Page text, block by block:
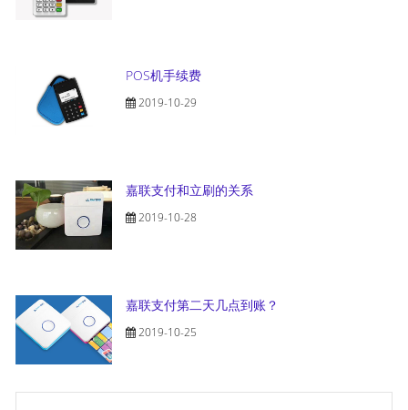
POS机手续费
2019-10-29
嘉联支付和立刷的关系
2019-10-28
嘉联支付第二天几点到账？
2019-10-25